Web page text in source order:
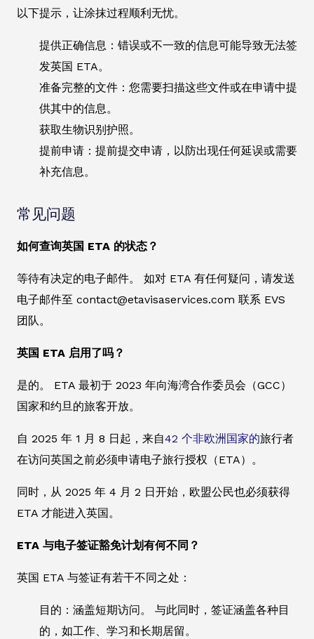
以下提示，让涂抹过程顺利无忧。
提供正确信息：错误或不一致的信息可能导致无法签
发英国 ETA。
准备完整的文件：您需要扫描这些文件或在申请中提
供其中的信息。
获取生物识别护照。
提前申请：提前提交申请，以防出现任何延误或需要
补充信息。
常见问题
如何查询英国 ETA 的状态？
等待有决定的电子邮件。 如对 ETA 有任何疑问，请发送
电子邮件至 contact@etavisaservices.com 联系 EVS
团队。
英国 ETA 启用了吗？
是的。 ETA 最初于 2023 年向海湾合作委员会（GCC）
国家和约旦的旅客开放。
自 2025 年 1 月 8 日起，来自42 个非欧洲国家的旅行者
在访问英国之前必须申请电子旅行授权（ETA）。
同时，从 2025 年 4 月 2 日开始，欧盟公民也必须获得
ETA 才能进入英国。
ETA 与电子签证豁免计划有何不同？
英国 ETA 与签证有若干不同之处：
目的：涵盖短期访问。 与此同时，签证涵盖各种目
的，如工作、学习和长期居留。